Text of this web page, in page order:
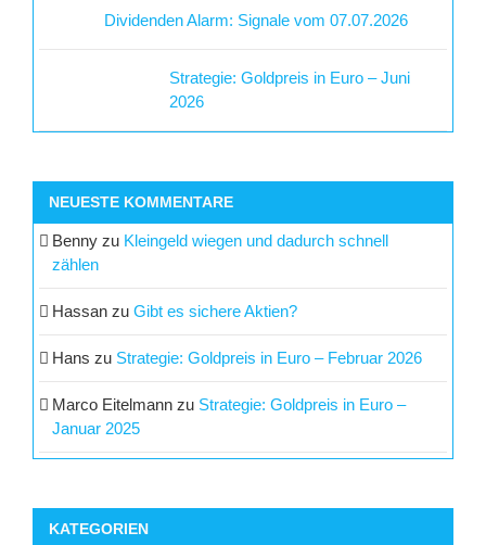
Dividenden Alarm: Signale vom 07.07.2026
Strategie: Goldpreis in Euro – Juni
2026
NEUESTE KOMMENTARE
Benny zu Kleingeld wiegen und dadurch schnell
zählen
Hassan zu Gibt es sichere Aktien?
Hans zu Strategie: Goldpreis in Euro – Februar 2026
Marco Eitelmann zu Strategie: Goldpreis in Euro –
Januar 2025
KATEGORIEN